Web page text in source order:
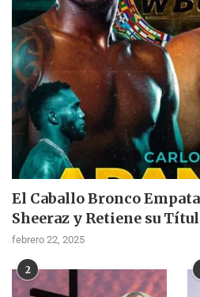
El Caballo Bronco
Sheeraz y Retiene su
febrero 22, 2025
2